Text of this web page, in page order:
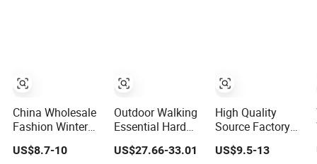
China Wholesale
Fashion Winter
Men's
Camouflage
US$8.7-10
Outdoor Walking
Essential Hard
Shell Jacket Multi
Color in Stock
US$27.66-33.01
High Quality
Source Factory
Supply Cheap
Outdoor Winter
US$9.5-13